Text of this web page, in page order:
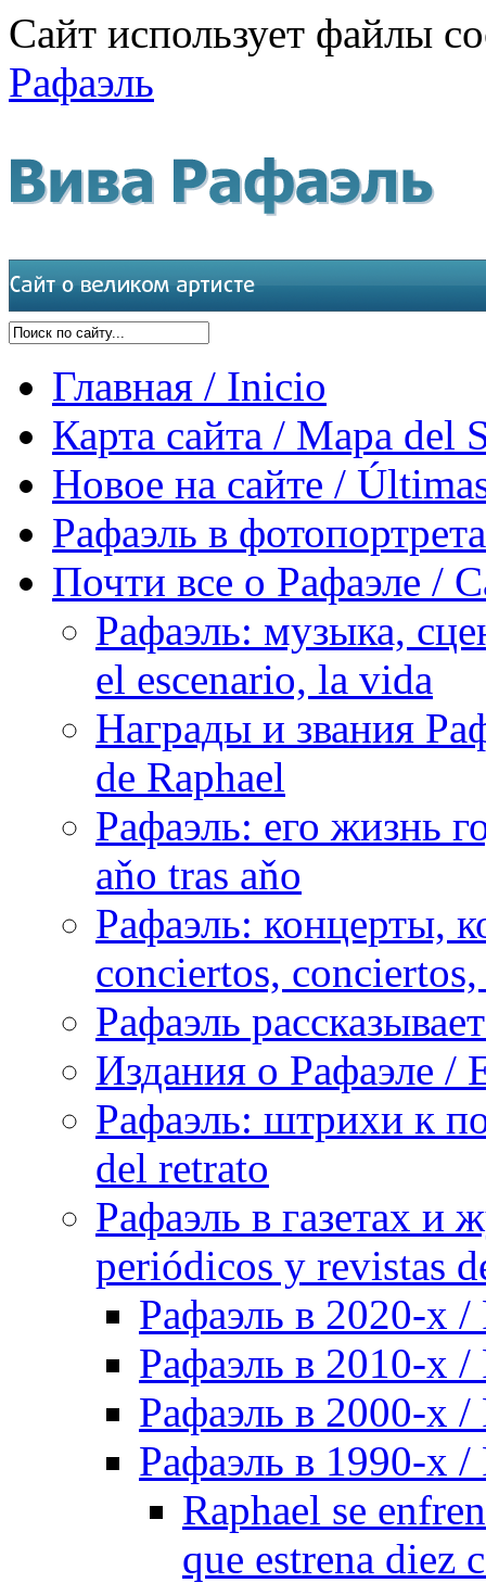
Сайт использует файлы
Рафаэль
Главная / Inicio
Карта сайта / Mapa del
Новое на сайте /
Рафаэль в
Почти все о Рафаэле /
Рафаэль: музыка,
el escenario, la vida
Награды и звания
de Raphael
Рафаэль: его жизнь
aňo tras aňo
Рафаэль: концерты,
conciertos,
Рафаэль
Издания о Рафаэле /
Рафаэль: штрихи к
del retrato
Рафаэль в газетах и
periódicos y revistas
Рафаэль в 2020-х /
Рафаэль в 2010-х /
Рафаэль в 2000-х /
Рафаэль в 1990-х /
Raphael se
que estrena diez